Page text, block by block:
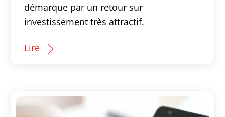
démarque par un retour sur
investissement très attractif.
Lire